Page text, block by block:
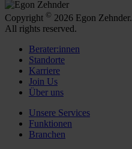
Copyright © 2026 Egon Zehnder.
All rights reserved.
Berater:innen
Standorte
Karriere
Join Us
Über uns
Unsere Services
Funktionen
Branchen